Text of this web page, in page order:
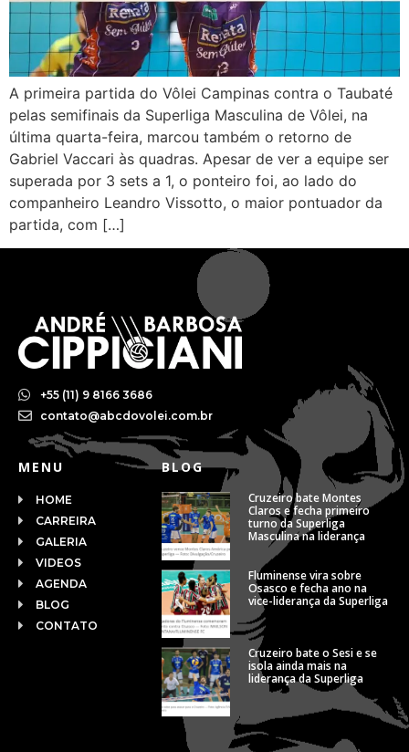
A primeira partida do Vôlei Campinas contra o Taubaté
pelas semifinais da Superliga Masculina de Vôlei, na
última quarta-feira, marcou também o retorno de
Gabriel Vaccari às quadras. Apesar de ver a equipe ser
superada por 3 sets a 1, o ponteiro foi, ao lado do
companheiro Leandro Vissotto, o maior pontuador da
partida, com […]
+55 (11) 9 8166 3686
contato@abcdovolei.com.br
MENU
HOME
CARREIRA
GALERIA
VIDEOS
AGENDA
BLOG
CONTATO
BLOG
Cruzeiro bate Montes
Claros e fecha primeiro
turno da Superliga
Masculina na liderança
Fluminense vira sobre
Osasco e fecha ano na
vice-liderança da Superliga
Cruzeiro bate o Sesi e se
isola ainda mais na
liderança da Superliga